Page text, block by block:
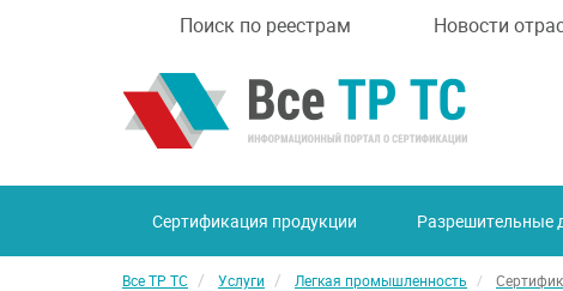
Поиск по реестрам Новости
Сертификация продукции Разрешительные
Все ТР ТС Услуги Легкая промышленность